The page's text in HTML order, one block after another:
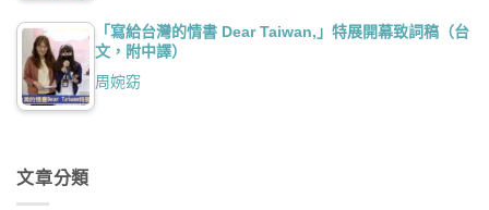
「寫給台灣的情書 Dear Taiwan,」特展開幕致詞稿（台
文，附中譯）
周婉窈
文章分類